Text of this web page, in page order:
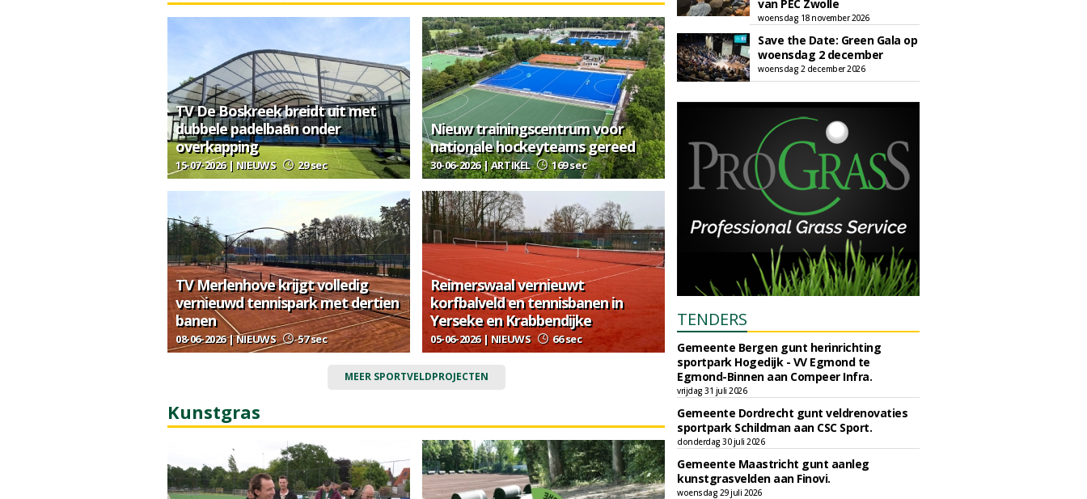
TV De Boskreek breidt uit met
dubbele padelbaan onder
overkapping
15-07-2026 | NIEUWS 29 sec
Nieuw trainingscentrum voor
nationale hockeyteams gereed
30-06-2026 | ARTIKEL 169 sec
TV Merlenhove krijgt volledig
vernieuwd tennispark met dertien
banen
08-06-2026 | NIEUWS 57 sec
Reimerswaal vernieuwt
korfbalveld en tennisbanen in
Yerseke en Krabbendijke
05-06-2026 | NIEUWS 66 sec
MEER SPORTVELDPROJECTEN
Kunstgras
van PEC Zwolle
woensdag 18 november 2026
Save the Date: Green Gala op
woensdag 2 december
woensdag 2 december 2026
TENDERS
Gemeente Bergen gunt herinrichting
sportpark Hogedijk - VV Egmond te
Egmond-Binnen aan Compeer Infra.
vrijdag 31 juli 2026
Gemeente Dordrecht gunt veldrenovaties
sportpark Schildman aan CSC Sport.
donderdag 30 juli 2026
Gemeente Maastricht gunt aanleg
kunstgrasvelden aan Finovi.
woensdag 29 juli 2026